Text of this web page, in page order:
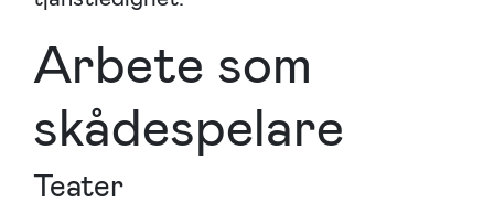
Arbete som
skådespelare
Teater